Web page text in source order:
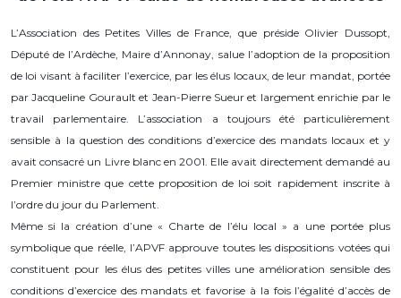
L’Association des Petites Villes de France, que préside Olivier Dussopt,
Député de l’Ardèche, Maire d’Annonay, salue l’adoption de la proposition
de loi visant à faciliter l’exercice, par les élus locaux, de leur mandat, portée
par Jacqueline Gourault et Jean-Pierre Sueur et largement enrichie par le
travail parlementaire. L’association a toujours été particulièrement
sensible à la question des conditions d’exercice des mandats locaux et y
avait consacré un Livre blanc en 2001. Elle avait directement demandé au
Premier ministre que cette proposition de loi soit rapidement inscrite à
l’ordre du jour du Parlement.
Même si la création d’une « Charte de l’élu local » a une portée plus
symbolique que réelle, l’APVF approuve toutes les dispositions votées qui
constituent pour les élus des petites villes une amélioration sensible des
conditions d’exercice des mandats et favorise à la fois l’égalité d’accès de